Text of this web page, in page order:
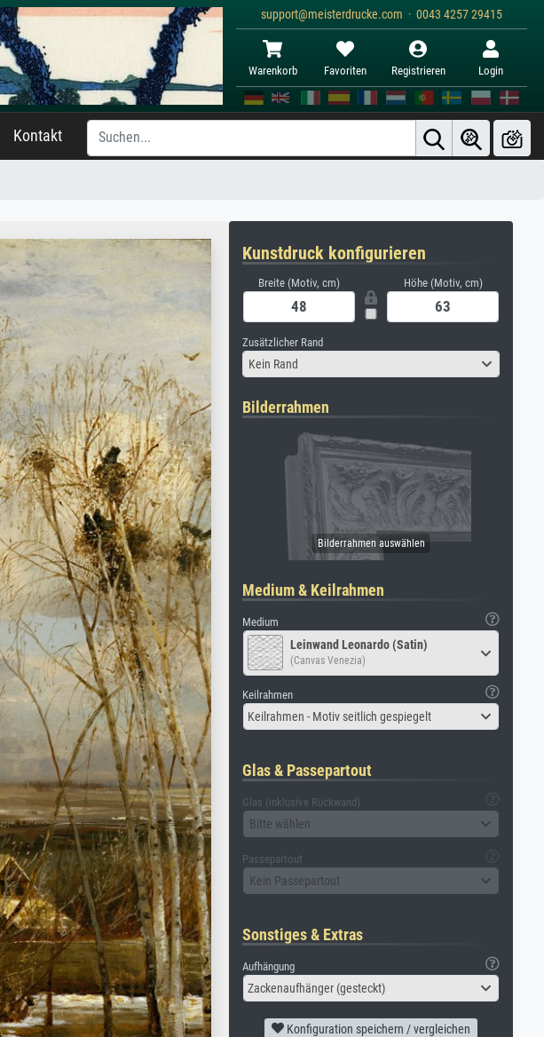
support@meisterdrucke.com · 0043 4257 29415
Warenkorb Favoriten Registrieren Login
Kontakt
Kunstdruck konfigurieren
Breite (Motiv, cm) Höhe (Motiv, cm)
Zusätzlicher Rand
Kein Rand
Bilderrahmen
Medium & Keilrahmen
Medium
Leinwand Leonardo (Satin)
(Canvas Venezia)
Keilrahmen
Keilrahmen - Motiv seitlich gespiegelt
Glas & Passepartout
Glas (inklusive Rückwand)
Bitte wählen
Passepartout
Kein Passepartout
Sonstiges & Extras
Aufhängung
Zackenaufhänger (gesteckt)
Konfiguration speichern / vergleichen